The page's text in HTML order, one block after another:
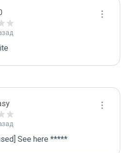
See here *****